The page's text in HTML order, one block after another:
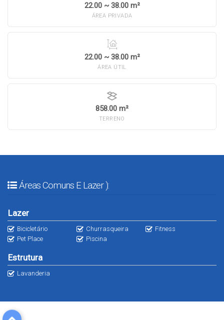
22.00 ~ 38.00 m²
ÁREA PRIVADA
22.00 ~ 38.00 m²
ÁREA ÚTIL
858.00 m²
TERRENO
Áreas Comuns E Lazer ):
Lazer
Bicicletário Churrasqueira
Fitness
Pet Place
Piscina
Estrutura
Lavanderia